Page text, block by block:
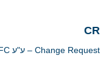
CR
Change Request – ע"ע